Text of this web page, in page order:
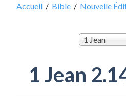
Accueil / Bible / Nouvelle
1 Jean
1 Jean